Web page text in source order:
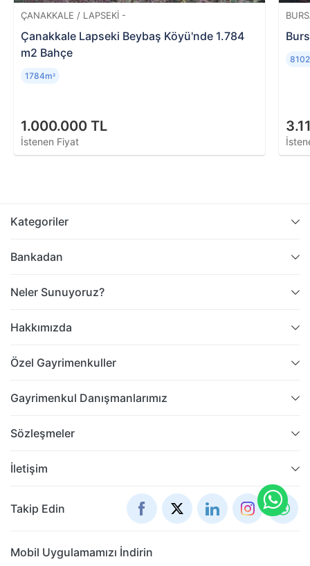
ÇANAKKALE / LAPSEKI -
Çanakkale Lapseki Beybaş Köyü'nde 1.784
m2 Bahçe
1.000.000 TL
İstenen Fiyat
1784m²
Kategoriler
Bankadan
Neler Sunuyoruz?
Hakkımızda
Özel Gayrimenkuller
Gayrimenkul Danışmanlarımız
Sözleşmeler
İletişim
Mobil Uygulamamızı İndirin
Takip Edin